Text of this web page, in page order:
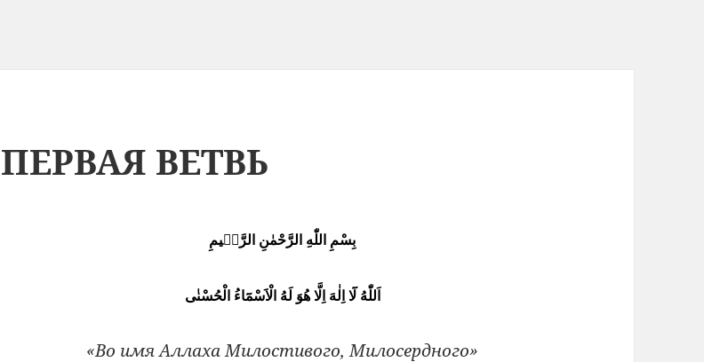
ПЕРВАЯ ВЕТВЬ
بِسْمِ اللّٰهِ الرَّحْمٰنِ الرَّحٖيمِ
اَللّٰهُ لَٓا اِلٰهَ اِلَّا هُوَ لَهُ الْاَسْمَٓاءُ الْحُسْنٰى
«Во имя Аллаха Милостивого, Милосердного»